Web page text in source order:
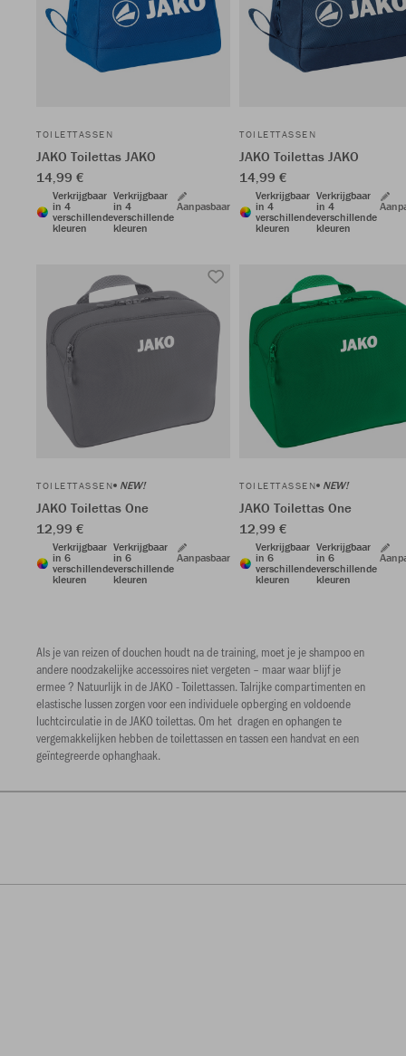
TOILETTASSEN
JAKO Toilettas JAKO
14,99 €
Verkrijgbaar
in 4
verschillende
kleuren
Verkrijgbaar
in 4
verschillende
kleuren
Aanpasbaar
TOILETTASSEN
JAKO Toilettas JAKO
14,99 €
Verkrijgbaar
in 4
verschillende
kleuren
Verkrijgbaar
in 4
verschillende
kleuren
TOILETTASSEN NEW!
JAKO Toilettas One
12,99 €
Verkrijgbaar
in 6
verschillende
kleuren
Verkrijgbaar
in 6
verschillende
kleuren
Aanpasbaar
TOILETTASSEN NEW!
JAKO Toilettas One
12,99 €
Verkrijgbaar
in 6
verschillende
kleuren
Verkrijgbaar
in 6
verschillende
kleuren
Als je van reizen of douchen houdt na de training, moet je je shampoo en
andere noodzakelijke accessoires niet vergeten – maar waar blijf je
ermee ? Natuurlijk in de JAKO - Toilettassen. Talrijke compartimenten en
elastische lussen zorgen voor een individuele opberging en voldoende
luchtcirculatie in de JAKO toilettas. Om het dragen en ophangen te
vergemakkelijken hebben de toilettassen en tassen een handvat en een
geïntegreerde ophanghaak.